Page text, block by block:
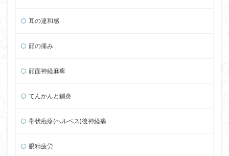
耳の違和感
顔の痛み
顔面神経麻痺
てんかんと鍼灸
帯状疱疹(ヘルペス)後神経痛
眼精疲労